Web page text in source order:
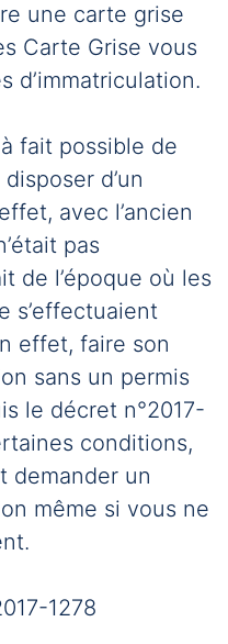
une carte grise
Carte Grise vous
d’immatriculation.
fait possible de
d’un
avec l’ancien
pas
de l’époque où les
s’effectuaient
effet, faire son
sans un permis
le décret n°2017-
conditions,
demander un
même si vous ne
1278